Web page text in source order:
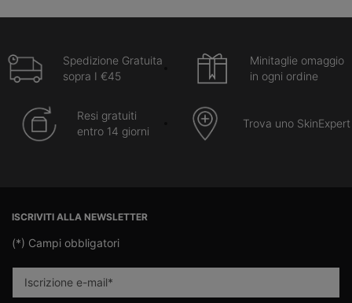
Spedizione Gratuita
sopra I €45
Minitaglie omaggio
in ogni ordine
Resi gratuiti
entro 14 giorni
Trova uno SkinExpert
ISCRIVITI ALLA NEWSLETTER
(*) Campi obbligatori
Iscrizione e-mail*